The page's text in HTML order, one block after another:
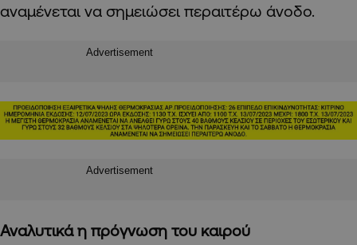
αναμένεται να σημειώσει περαιτέρω άνοδο.
Advertisement
Advertisement
Αναλυτικά η πρόγνωση του καιρού